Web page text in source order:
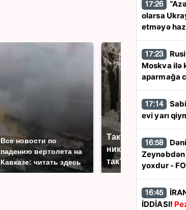
Все новости по
падению вертолета на
Кавказе: читать здесь
Такую зиму в
никто не ждал: как
так?!
17:26
olarsa
etməyə
17:23
Moskva ilə
aparmağa
17:14
evi yarı
16:58
Zeynəbdən
yoxdur -
16:45
İDDİASI!